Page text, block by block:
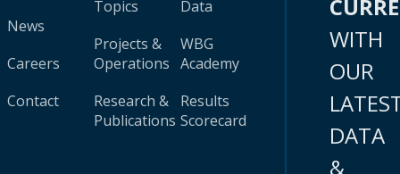
News
Careers
Contact
Topics
Projects &
Operations
Research &
Publications
Data
WBG
Academy
Results
Scorecard
WITH
OUR
DATA
&